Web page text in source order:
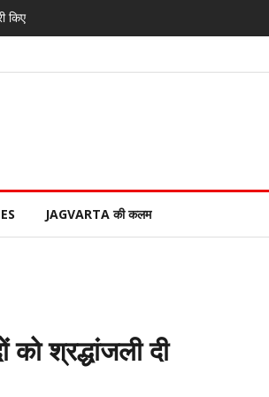
किए
JAGVARTA की कलम
को श्रद्धांजली दी